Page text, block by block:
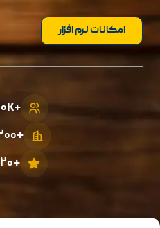
امکانات نرم افزار
+۲۰۰K
+2۰۰
+۲۰